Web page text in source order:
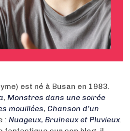
est né à Busan en 1983.
, Monstres dans une soirée
mouillées, Chanson d’un
: Nuageux, Bruineux et Pluvieux.